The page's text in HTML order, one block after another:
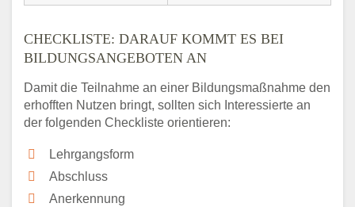
CHECKLISTE: DARAUF KOMMT ES BEI
BILDUNGSANGEBOTEN AN
Damit die Teilnahme an einer Bildungsmaßnahme den
erhofften Nutzen bringt, sollten sich Interessierte an
der folgenden Checkliste orientieren:
Lehrgangsform
Abschluss
Anerkennung